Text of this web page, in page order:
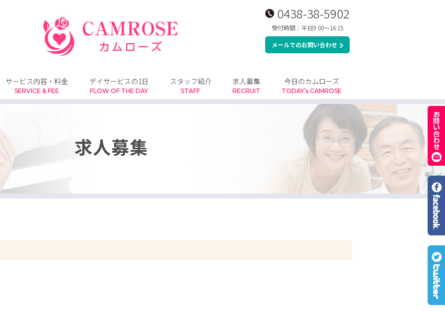
0438-38-5902
受付時間：平日9:00～16:15
メールでのお問い合わせ
サービス内容・料金
SERVICE & FEE
デイサービスの1日
FLOW OF THE DAY
スタッフ紹介
STAFF
求人募集
RECRUIT
今日のカムローズ
TODAY’s CAMROSE
求人募集